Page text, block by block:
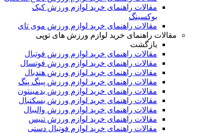
مقالات راهنمای خرید لوازم ورزش کیک
بوکسینگ
مقالات راهنمای خرید لوازم ورزش موی تای
مقالات راهنمای خرید لوازم ورزش های توپی
بازگشت
مقالات راهنمای خرید لوازم ورزش فوتبال
مقالات راهنمای خرید لوازم ورزش فوتسال
مقالات راهنمای خرید لوازم ورزش هندبال
مقالات راهنمای خرید لوازم ورزش پینگ پنگ
مقالات راهنمای خرید لوازم ورزش بدمینتون
مقالات راهنمای خرید لوازم ورزش بسکتبال
مقالات راهنمای خرید لوازم ورزش والیبال
مقالات راهنمای خرید لوازم ورزش تنیس
مقالات راهنمای خرید لوازم فوتبال دستی